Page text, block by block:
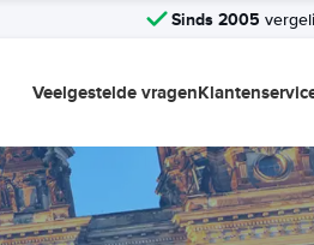
Sinds 2005
Veelgestelde vragen